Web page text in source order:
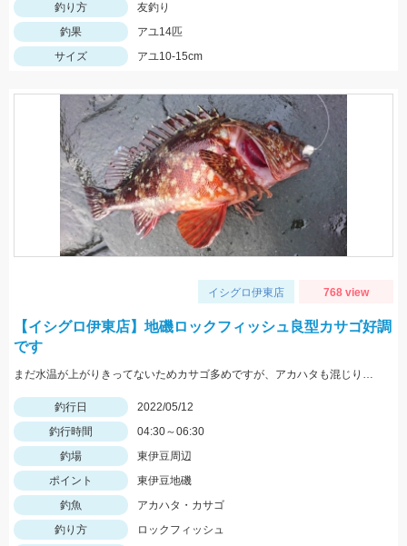
釣り方
友釣り
釣果
アユ14匹
サイズ
アユ10-15cm
イシグロ伊東店 768 view
【イシグロ伊東店】地磯ロックフィッシュ良型カサゴ好調
です
まだ水温が上がりきってないためカサゴ多めですが、アカハタも混じります。 ヒットルアーはTsulinoメタルランナーリブートとグラスミノーＭでした。
釣行日
2022/05/12
釣行時間
04:30～06:30
釣場
東伊豆周辺
ポイント
東伊豆地磯
釣魚
アカハタ・カサゴ
釣り方
ロックフィッシュ